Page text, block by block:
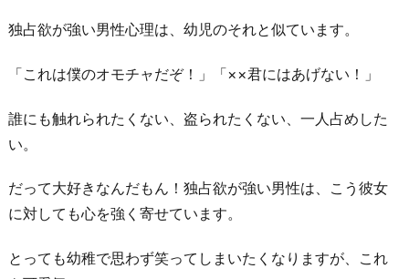
心
せ
て
る」
5.“口
手”な
独占欲が強い男性心理は、幼児のそれと似ています。
「これは僕のオモチャだぞ！」「××君にはあげない！」
誰にも触れられたくない、盗られたくない、一人占めした
い。
だって大好きなんだもん！独占欲が強い男性は、こう彼女
に対しても心を強く寄せています。
とっても幼稚で思わず笑ってしまいたくなりますが、これ